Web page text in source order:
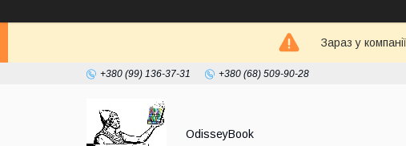
Зараз у
+380 (99) 136-37-31 +380 (68) 509-90-28
OdisseyBook